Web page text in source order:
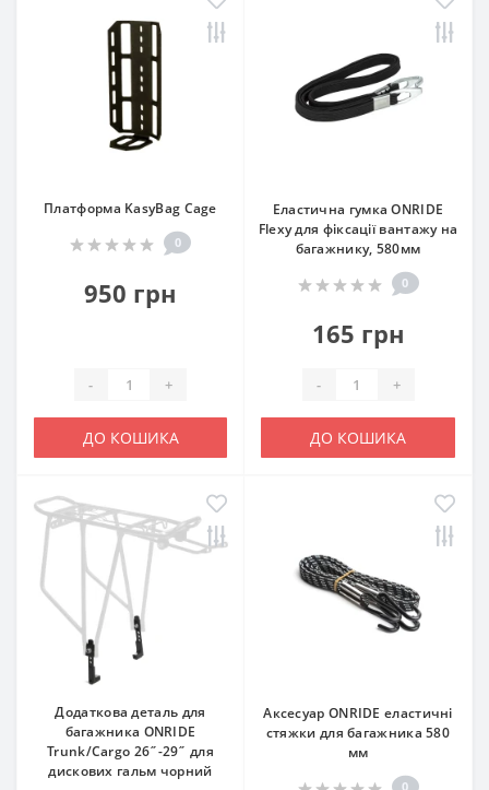
Платформа KasyBag Cage
0
950 грн
- +
ДО КОШИКА
Еластична гумка ONRIDE
Flexy для фіксації вантажу на
багажнику, 580мм
0
165 грн
- +
ДО КОШИКА
Додаткова деталь для
багажника ONRIDE
Trunk/Cargo 26˝-29˝ для
дискових гальм чорний
Аксесуар ONRIDE еластичні
стяжки для багажника 580
мм
0